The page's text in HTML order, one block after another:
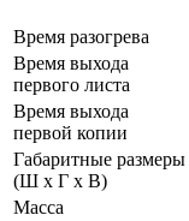
Время разогрева
Время выхода
первого листа
Время выхода
первой копии
Габаритные размеры
(Ш x Г x В)
Масса